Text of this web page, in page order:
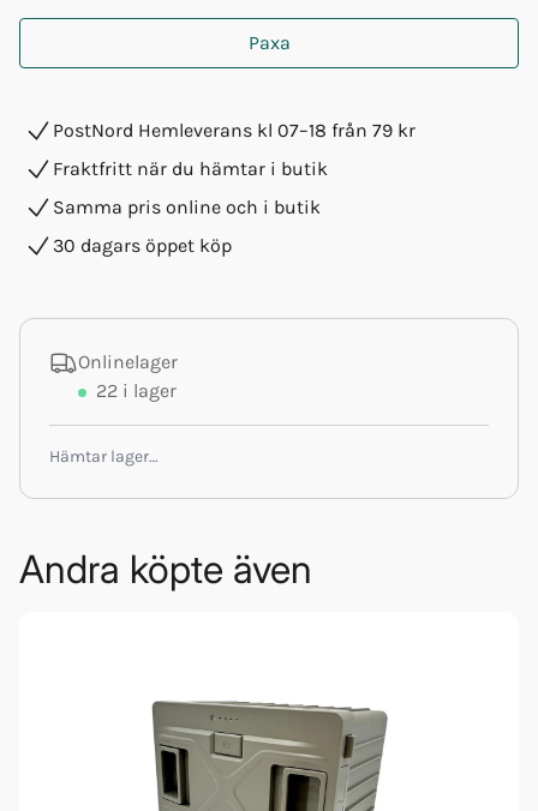
Paxa
PostNord Hemleverans kl 07–18 från 79 kr
Fraktfritt när du hämtar i butik
Samma pris online och i butik
30 dagars öppet köp
Onlinelager
22 i lager
Hämtar lager…
Andra köpte även